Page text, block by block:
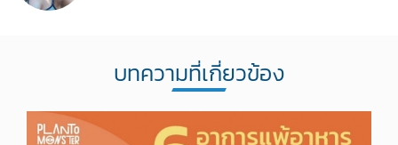
บทความที่เกี่ยวข้อง